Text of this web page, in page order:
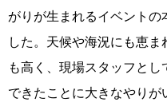
がりが生まれるイベント
した。天候や海況にも恵
も高く、現場スタッフと
できたことに大きなやりが